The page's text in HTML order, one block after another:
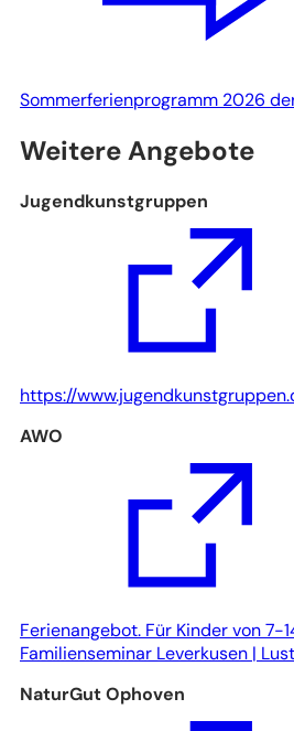
Sommerferienprogramm 2026
Weitere Angebote
Jugendkunstgruppen
https://
(Öffnet
einem
AWO
Ferienangebot. Für Kinder von 7-
Familienseminar Leverkusen |
(Öffnet
einem
NaturGut Ophoven